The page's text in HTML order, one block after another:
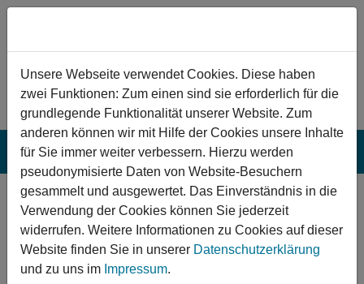
Zum Hauptinhalt springen
Nördlingen:
Ersatzneubau des
Hallenbades
Unsere Webseite verwendet Cookies. Diese haben
zwei Funktionen: Zum einen sind sie erforderlich für die
grundlegende Funktionalität unserer Website. Zum
anderen können wir mit Hilfe der Cookies unsere Inhalte
für Sie immer weiter verbessern. Hierzu werden
pseudonymisierte Daten von Website-Besuchern
gesammelt und ausgewertet. Das Einverständnis in die
Verwendung der Cookies können Sie jederzeit
widerrufen. Weitere Informationen zu Cookies auf dieser
Website finden Sie in unserer Datenschutzerklärung
und zu uns im Impressum.